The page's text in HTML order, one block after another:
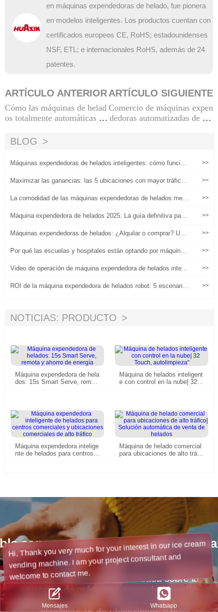
en máquinas expendedoras de helado, fue pionera
en modelos inteligentes. Los productos cuentan con
certificados europeos CE, RoHS; estadounidenses
NSF, ETL; e internacionales RoHS, además de 24
patentes.
ARTÍCULO ANTERIOR
Cómo las máquinas de helad
os totalmente automáticas re
emas operativos para los co
ARTÍCULO SIGUIENTE
Comercio de máquinas expen
dedoras automatizadas de hel
BLOG
Máquinas expendedoras de helados inteligentes: cómo funcion
>>
Maximizar las ganancias: las 5 ubicaciones con mayor tráfico
>>
La comodidad de las máquinas expendedoras de helados mejo
>>
Máquina expendedora de helados 2025: La guía definitiva para
>>
Máquinas expendedoras de helados: ¿Alquilar o comprar? Una
>>
Por qué las escuelas y hospitales están optando por máquinas
>>
Video de operación de máquina expendedora de helados intelig
>>
ROI de la máquina expendedora de helados robot: 5 escenario
>>
NOTICIAS: PRODUCTO
Máquina expendedora de hela
dos: 15s Smart Serve, remot
Máquina de helados inteligent
e con control en la nube| 32 T
Máquina expendedora intelige
nte de helados para centros c
Máquina de helado comercial
para ubicaciones de alto tráfic
con un gerente de ventas de
Recibe orientación personalizada sobre la
selección de máquinas expendedoras de
helado, la puesta en marcha del negocio, la
Hi, Thank you very much for your interest in our ice cream
vending machine. I am your project consultant and
welcome to contact me.
Mensajes Whatsapp